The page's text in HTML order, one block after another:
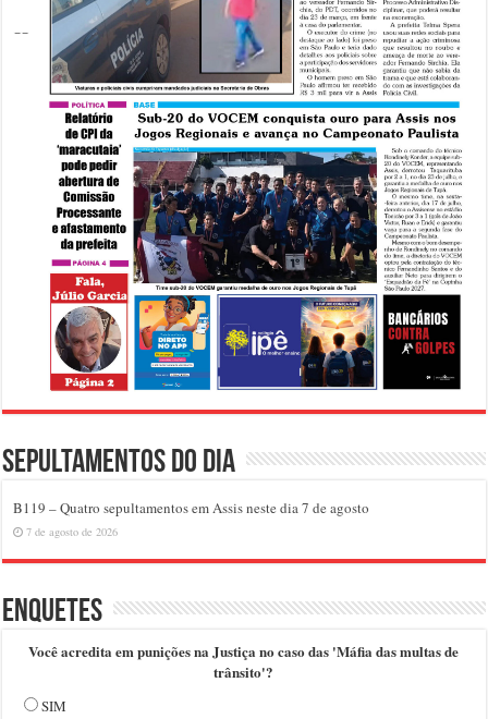
Sepultamentos do dia
B119 – Quatro sepultamentos em Assis neste dia 7 de agosto
7 de agosto de 2026
Enquetes
Você acredita em punições na Justiça no caso das 'Máfia das multas de
trânsito'?
SIM